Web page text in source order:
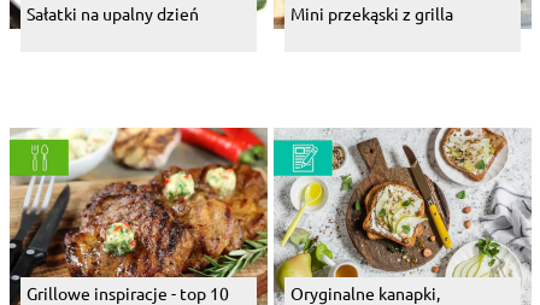
Sałatki na upalny dzień Mini przekąski z grilla
Grillowe inspiracje - top 10
Oryginalne kanapki,